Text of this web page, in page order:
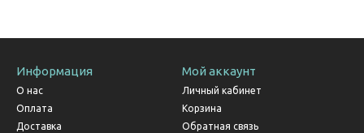
Информация
О нас
Оплата
Доставка
Мой аккаунт
Личный кабинет
Корзина
Обратная связь